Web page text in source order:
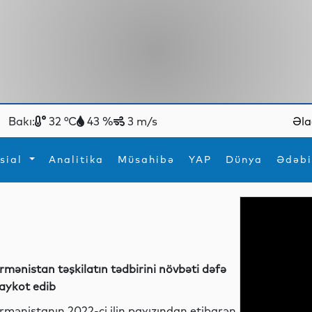
Bakı: 32 °C 43 % 3 m/s
Analitika Müsahibə YAP Dünya
təşkilatın tədbirini növbəti dəfə
edib